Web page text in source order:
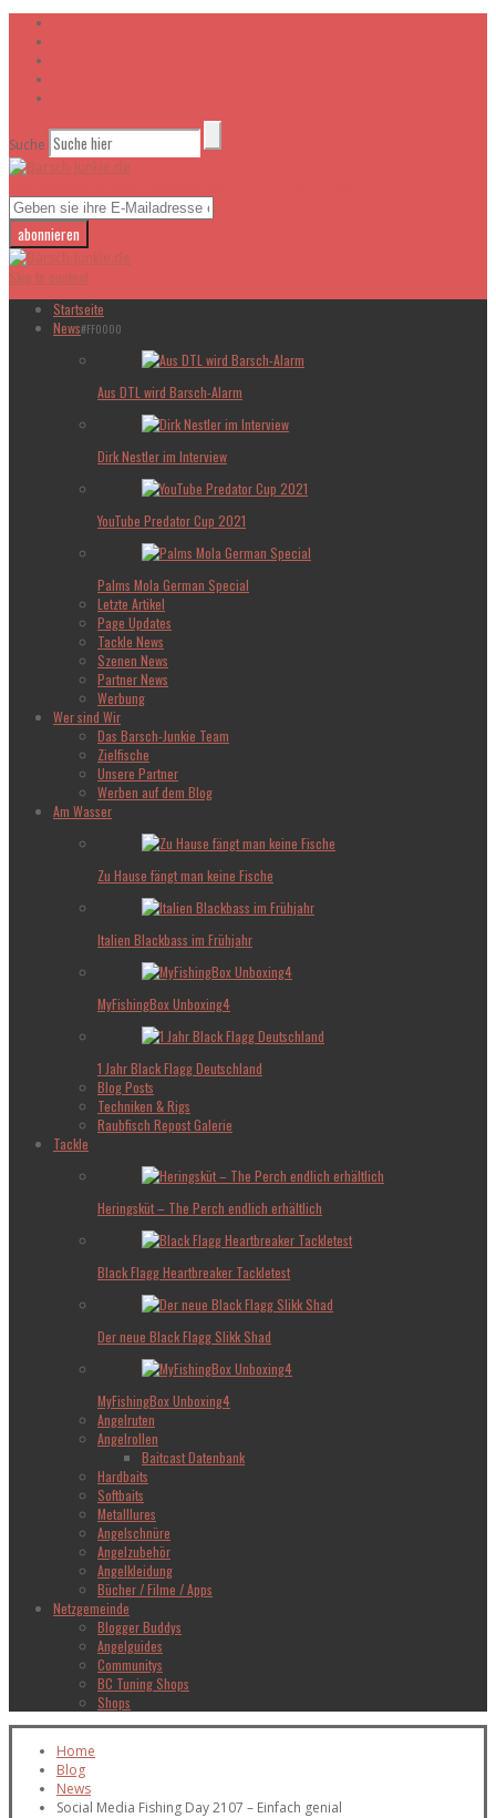
Suche
Skip to content
Startseite
News#FF0000
Aus DTL wird Barsch-Alarm
Dirk Nestler im Interview
YouTube Predator Cup 2021
Palms Mola German Special
Letzte Artikel
Page Updates
Tackle News
Szenen News
Partner News
Werbung
Wer sind Wir
Das Barsch-Junkie Team
Zielfische
Unsere Partner
Werben auf dem Blog
Am Wasser
Zu Hause fängt man keine Fische
Italien Blackbass im Frühjahr
MyFishingBox Unboxing4
1 Jahr Black Flagg Deutschland
Blog Posts
Techniken & Rigs
Raubfisch Repost Galerie
Tackle
Heringsküt – The Perch endlich erhältlich
Black Flagg Heartbreaker Tackletest
Der neue Black Flagg Slikk Shad
MyFishingBox Unboxing4
Angelruten
Angelrollen
Baitcast Datenbank
Hardbaits
Softbaits
Metalllures
Angelschnüre
Angelzubehör
Angelkleidung
Bücher / Filme / Apps
Netzgemeinde
Blogger Buddys
Angelguides
Communitys
BC Tuning Shops
Shops
Home
Blog
News
Social Media Fishing Day 2107 – Einfach genial